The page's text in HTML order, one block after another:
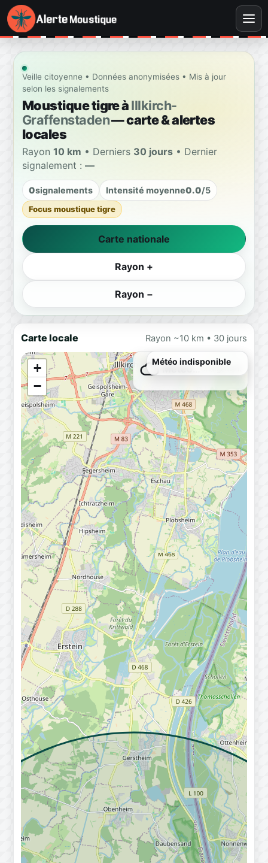
Veille citoyenne • Données anonymisées • Mis à jour
selon les signalements
Moustique tigre àIllkirch-
Graffenstaden— carte & alertes
locales
Rayon 10 km • Derniers 30 jours • Dernier
signalement : —
0signalements Intensité moyenne0.0/5
Focus moustique tigre
Carte nationale
Rayon +
Rayon −
Carte locale Rayon ~10 km • 30 jours
+
−
Météo…Chargement
Météo indisponible